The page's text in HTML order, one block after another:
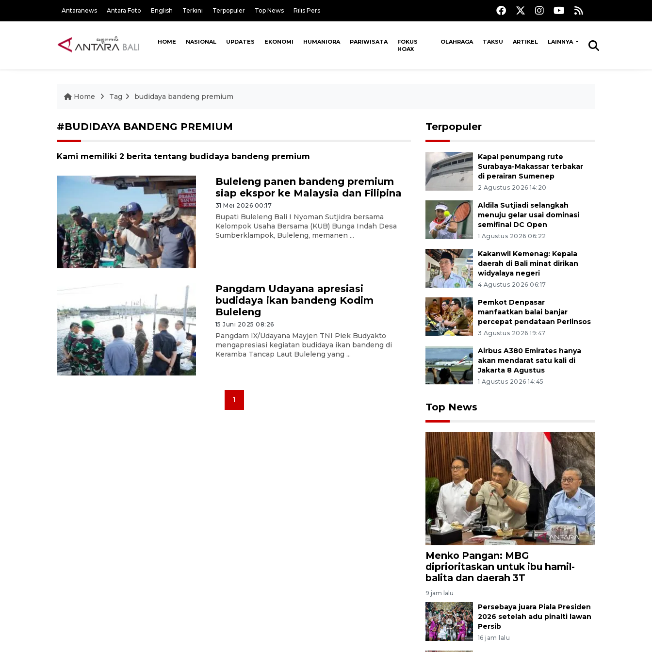
Antaranews Antara Foto English Terkini Terpopuler Top News Rilis Pers
HOME NASIONAL UPDATES EKONOMI HUMANIORA PARIWISATA
FOKUS
HOAX
OLAHRAGA TAKSU ARTIKEL LAINNYA
Home Tag budidaya bandeng premium
#BUDIDAYA BANDENG PREMIUM
Kami memiliki 2 berita tentang budidaya bandeng premium
Buleleng panen bandeng premium
siap ekspor ke Malaysia dan Filipina
31 Mei 2026 00:17
Bupati Buleleng Bali I Nyoman Sutjidra bersama
Kelompok Usaha Bersama (KUB) Bunga Indah Desa
Sumberklampok, Buleleng, memanen ...
Pangdam Udayana apresiasi
budidaya ikan bandeng Kodim
Buleleng
15 Juni 2025 08:26
Pangdam IX/Udayana Mayjen TNI Piek Budyakto
mengapresiasi kegiatan budidaya ikan bandeng di
Keramba Tancap Laut Buleleng yang ...
1
Terpopuler
Kapal penumpang rute
Surabaya-Makassar terbakar
di perairan Sumenep
2 Agustus 2026 14:20
Aldila Sutjiadi selangkah
menuju gelar usai dominasi
semifinal DC Open
1 Agustus 2026 06:22
Kakanwil Kemenag: Kepala
daerah di Bali minat dirikan
widyalaya negeri
4 Agustus 2026 06:17
Pemkot Denpasar
manfaatkan balai banjar
percepat pendataan Perlinsos
3 Agustus 2026 19:47
Airbus A380 Emirates hanya
akan mendarat satu kali di
Jakarta 8 Agustus
1 Agustus 2026 14:45
Top News
Menko Pangan: MBG
diprioritaskan untuk ibu hamil-
balita dan daerah 3T
9 jam lalu
Persebaya juara Piala Presiden
2026 setelah adu pinalti lawan
Persib
16 jam lalu